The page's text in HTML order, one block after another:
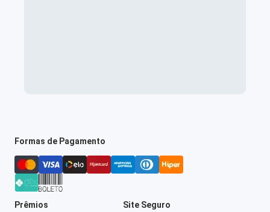
Formas de Pagamento
Prêmios Site Seguro